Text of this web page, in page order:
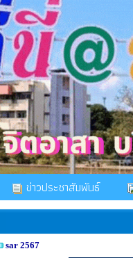
ข่าวประชาสัมพันธ์
sar 2567